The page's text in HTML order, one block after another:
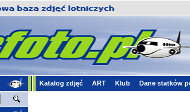
Katalog zdjęć ART Klub Dane statków